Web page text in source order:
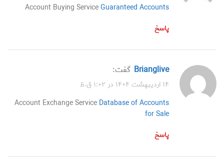
Account Buying ServiceGuaranteed Accounts
پاسخ
Brianglive گفت:
۱۴ اردیبهشت ۱۴۰۴ در ۱:۰۲ ق.ظ
Account Exchange Service Database of Accounts
for Sale
پاسخ